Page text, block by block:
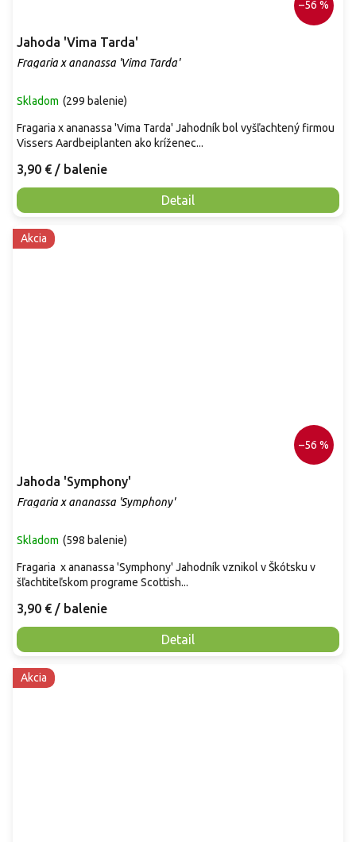
–56 %
Jahoda 'Vima Tarda'
Fragaria x ananassa 'Vima Tarda'
Skladom (299 balenie)
3,90 € / balenie
Detail
Fragaria x ananassa 'Vima Tarda' Jahodník bol vyšľachtený firmou
Vissers Aardbeiplanten ako kríženec...
Akcia
–56 %
Jahoda 'Symphony'
Fragaria x ananassa 'Symphony'
Skladom (598 balenie)
3,90 € / balenie
Detail
Fragaria x ananassa 'Symphony' Jahodník vznikol v Škótsku v
šľachtiteľskom programe Scottish...
Akcia